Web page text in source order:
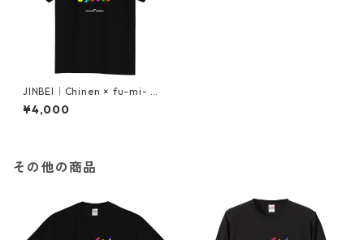
JINBEI｜Chinen × fu-mi- （B
lack）
¥4,000
その他の商品